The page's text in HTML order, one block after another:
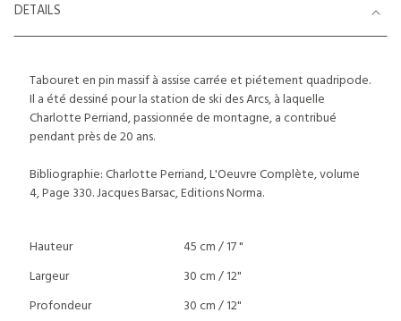
DETAILS
Tabouret en pin massif à assise carrée et piétement quadripode.
Il a été dessiné pour la station de ski des Arcs, à laquelle
Charlotte Perriand, passionnée de montagne, a contribué
pendant près de 20 ans.
Bibliographie: Charlotte Perriand, L'Oeuvre Complète, volume
4, Page 330. Jacques Barsac, Editions Norma.
Hauteur
45 cm / 17 "
Largeur
30 cm / 12"
Profondeur
30 cm / 12"